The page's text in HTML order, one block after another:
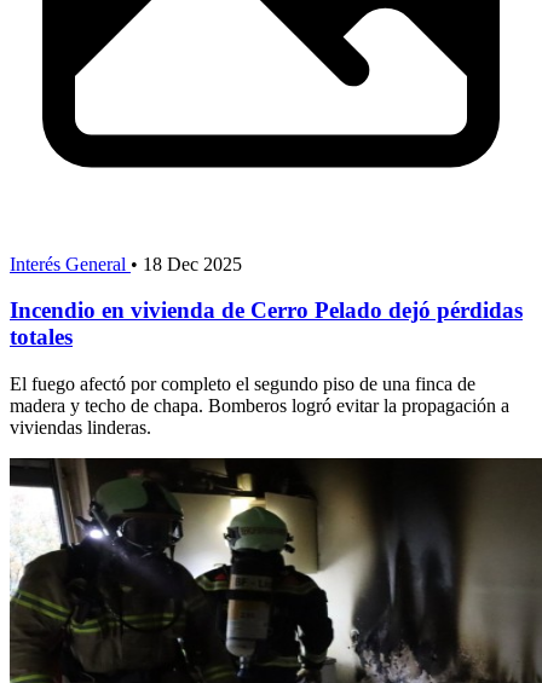
Interés General • 18 Dec 2025
Incendio en vivienda de Cerro Pelado dejó pérdidas
totales
El fuego afectó por completo el segundo piso de una finca de
madera y techo de chapa. Bomberos logró evitar la propagación a
viviendas linderas.